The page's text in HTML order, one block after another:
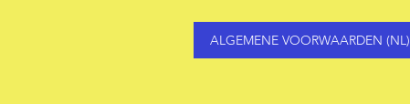
ALGEMENE VOORWAARDEN (NL)